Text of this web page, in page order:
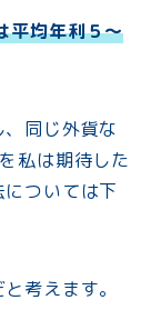
平均年利５～
同じ外貨な
私は期待した
ついては下
考えます。